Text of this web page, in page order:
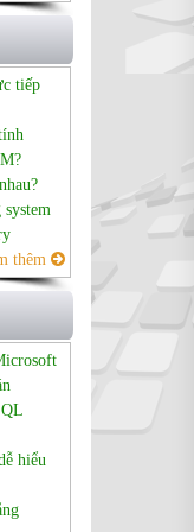
tiếp
thêm
hiểu